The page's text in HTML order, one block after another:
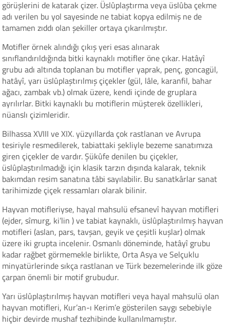
görüşlerini de katarak çizer. Üslûplaştırma veya üslûba çekme
adı verilen bu yol sayesinde ne tabiat kopya edilmiş ne de
tamamen zıddı olan şekiller ortaya çıkarılmıştır.
Motifler örnek alındığı çıkış yeri esas alınarak
sınıflandırıldığında bitki kaynaklı motifler öne çıkar. Hatâyî
grubu adı altında toplanan bu motifler yaprak, penç, goncagül,
hatâyî, yarı üslûplaştırılmış çiçekler (gül, lâle, karanfil, bahar
ağacı, zambak vb.) olmak üzere, kendi içinde de gruplara
ayrılırlar. Bitki kaynaklı bu motiflerin müşterek özellikleri,
nüanslı çizimleridir.
Bilhassa XVIII ve XIX. yüzyıllarda çok rastlanan ve Avrupa
tesiriyle resmedilerek, tabiattaki şekliyle bezeme sanatımıza
giren çiçekler de vardır. Şükûfe denilen bu çiçekler,
üslûplaştırılmadığı için klasik tarzın dışında kalarak, teknik
bakımdan resim sanatına tâbi sayılabilir. Bu sanatkârlar sanat
tarihimizde çiçek ressamları olarak bilinir.
Hayvan motifleriyse, hayal mahsulü efsanevî hayvan motifleri
(ejder, sîmurg, ki’lin ) ve tabiat kaynaklı, üslûplaştırılmış hayvan
motifleri (aslan, pars, tavşan, geyik ve çeşitli kuşlar) olmak
üzere iki grupta incelenir. Osmanlı döneminde, hatâyî grubu
kadar rağbet görmemekle birlikte, Orta Asya ve Selçuklu
minyatürlerinde sıkça rastlanan ve Türk bezemelerinde ilk göze
çarpan önemli bir motif grubudur.
Yarı üslûplaştırılmış hayvan motifleri veya hayal mahsulü olan
hayvan motifleri, Kur’an-ı Kerim’e gösterilen saygı sebebiyle
hiçbir devirde mushaf tezhibinde kullanılmamıştır.